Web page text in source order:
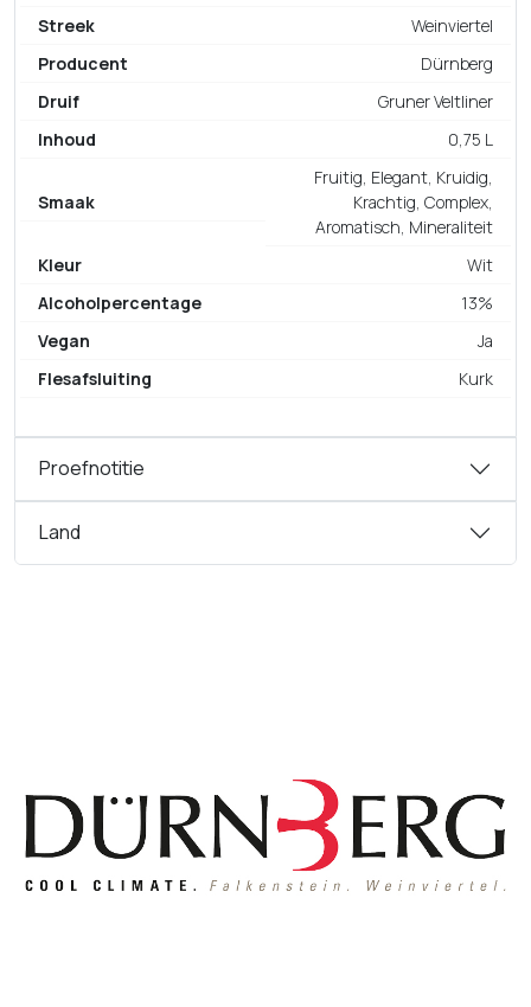
Streek
Weinviertel
Producent
Dürnberg
Druif
Gruner Veltliner
Inhoud
0,75 L
Smaak
Fruitig, Elegant, Kruidig,
Krachtig, Complex,
Aromatisch, Mineraliteit
Kleur
Wit
Alcoholpercentage
13%
Vegan
Ja
Flesafsluiting
Kurk
Proefnotitie
Land